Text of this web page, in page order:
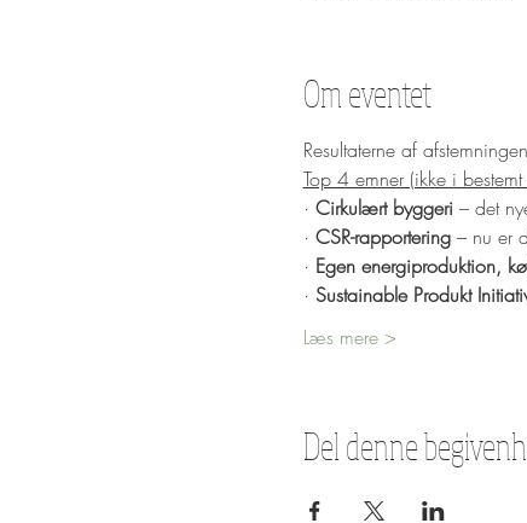
Om eventet
Resultaterne af
Top 4 emner (ikke i
· Cirkulært byggeri – det
· CSR-rapportering – nu er
· Egen energiproduktion,
· Sustainable Produkt
Læs mere >
Del denne